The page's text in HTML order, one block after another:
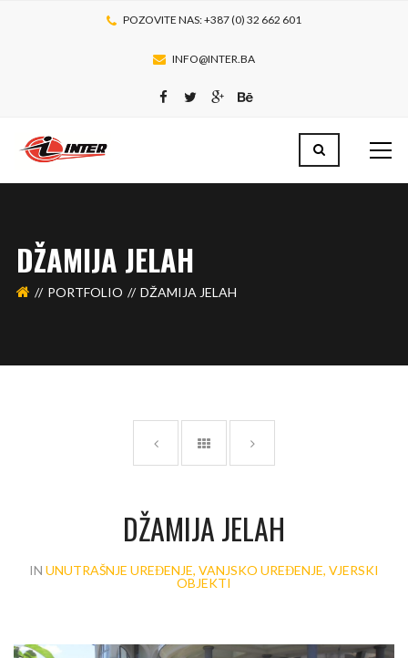
POZOVITE NAS: +387 (0) 32 662 601
INFO@INTER.BA
DŽAMIJA JELAH
PORTFOLIO DŽAMIJA JELAH
DŽAMIJA JELAH
IN UNUTRAŠNJE UREĐENJE, VANJSKO UREĐENJE, VJERSKI
OBJEKTI